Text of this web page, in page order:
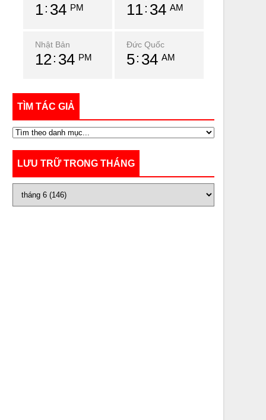
1 34 PM 11 34 AM
Nhật Bản
12 34 PM
Đức Quốc
5 34 AM
TÌM TÁC GIẢ
LƯU TRỮ TRONG THÁNG